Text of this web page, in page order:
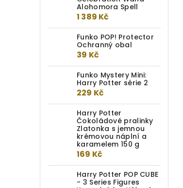
Alohomora Spell
1 389 Kč
Funko POP! Protector
Ochranný obal
39 Kč
Funko Mystery Mini:
Harry Potter série 2
229 Kč
Harry Potter
Čokoládové pralinky
Zlatonka s jemnou
krémovou náplní a
karamelem 150 g
169 Kč
Harry Potter POP CUBE
- 3 Series Figures